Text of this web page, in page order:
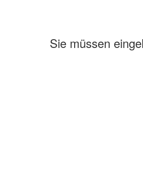
Sie müssen